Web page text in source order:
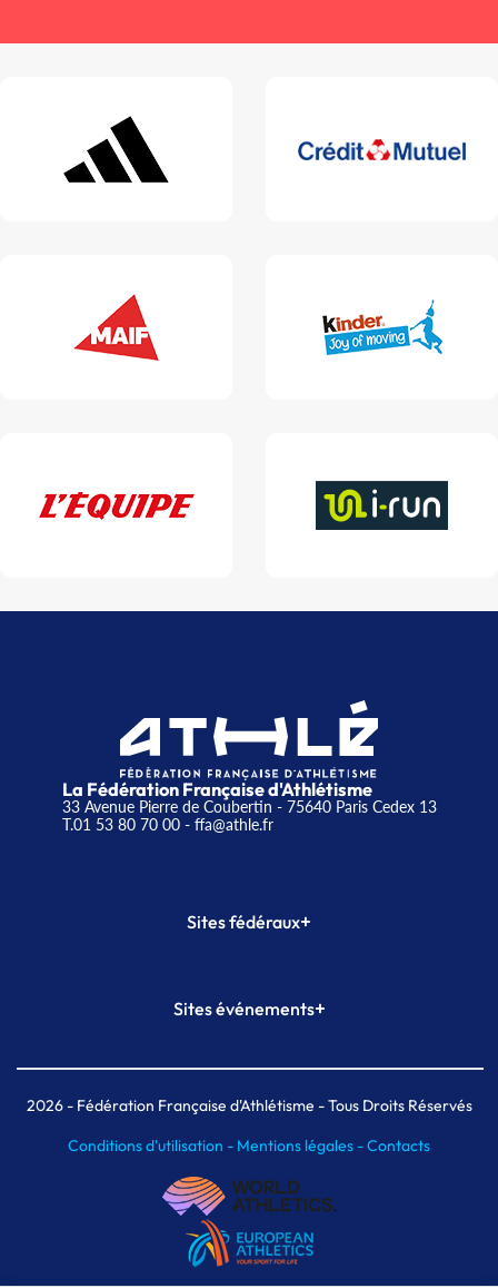
La Fédération Française d'Athlétisme
33 Avenue Pierre de Coubertin - 75640 Paris Cedex 13
T.01 53 80 70 00- ffa@athle.fr
Sites fédéraux+
Plateforme Formation
Sites événements+
Meeting de Paris indoor
MAIF Ekiden de Paris
2026- Fédération Française d'Athlétisme - Tous Droits Réservés
Conditions d'utilisation - Mentions légales -Contacts